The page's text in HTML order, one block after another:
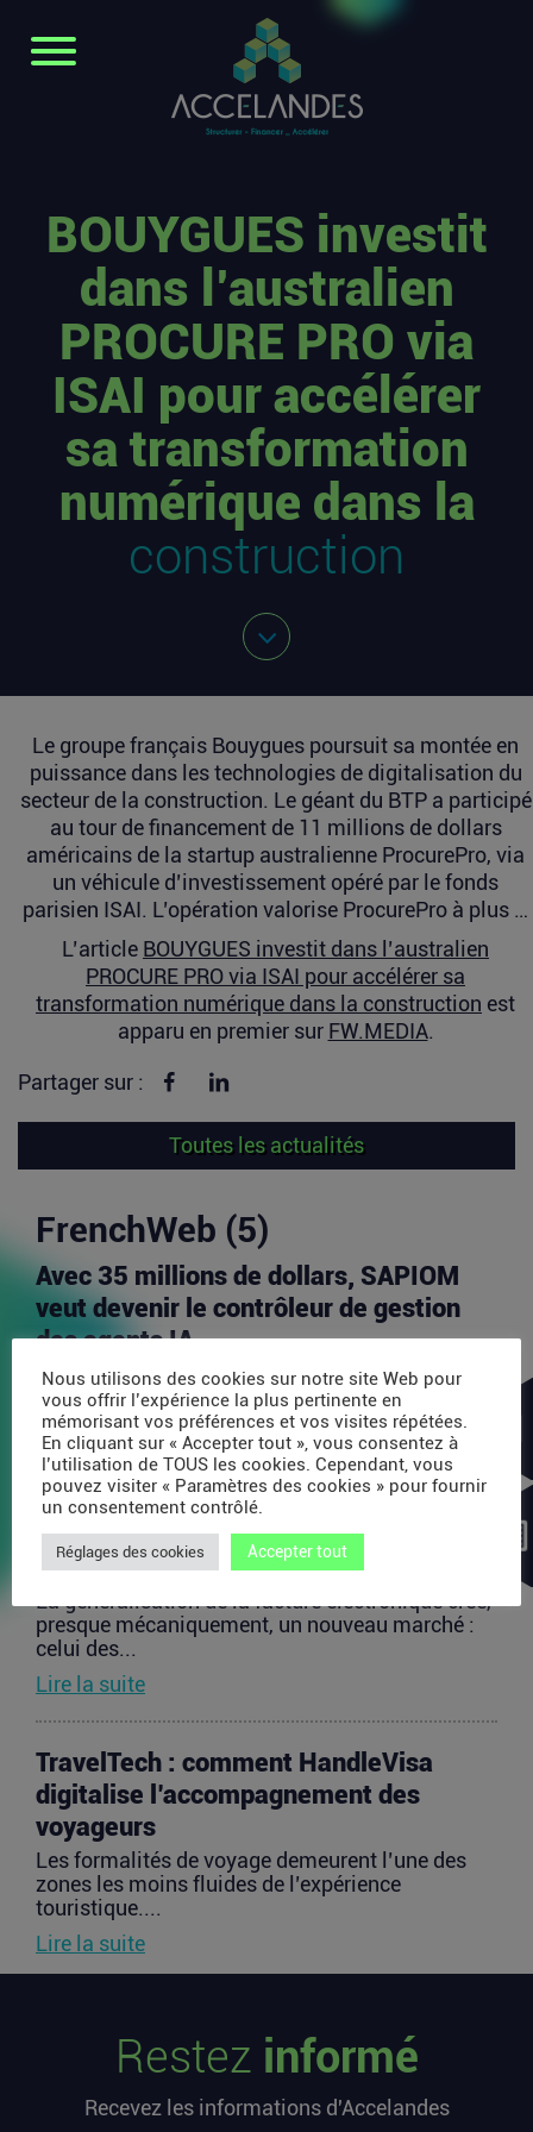
BOUYGUES investit
dans l’australien
PROCURE PRO via
ISAI pour accélérer
sa transformation
numérique dans la
construction
Le groupe français Bouygues poursuit sa montée en
puissance dans les technologies de digitalisation du
secteur de la construction. Le géant du BTP a participé
au tour de financement de 11 millions de dollars
américains de la startup australienne ProcurePro, via
un véhicule d’investissement opéré par le fonds
parisien ISAI. L’opération valorise ProcurePro à plus …
L’article BOUYGUES investit dans l’australien
PROCURE PRO via ISAI pour accélérer sa
transformation numérique dans la construction est
apparu en premier sur FW.MEDIA.
Partager sur : Partager sur Facebook
Toutes les actualités
FrenchWeb (5)
Avec 35 millions de dollars, SAPIOM
veut devenir le contrôleur de gestion
des agents IA
Les agents IA peuvent enchaîner des dizaines
d’appels de modèles, utiliser des outils externes,
acheter...
Lire la suite
PDP : la bataille des plateformes
françaises de la facture électronique
La généralisation de la facture électronique crée,
presque mécaniquement, un nouveau marché :
celui des...
Lire la suite
TravelTech : comment HandleVisa
digitalise l’accompagnement des
voyageurs
Les formalités de voyage demeurent l’une des
zones les moins fluides de l’expérience
touristique....
Lire la suite
de l’argent dans une sortie à 2,25
Après avoir levé près de 1,4 milliard de dollars et
Restez informé
Recevez les informations d'Accelandes
Nous utilisons des cookies sur notre site Web pour
vous offrir l’expérience la plus pertinente en
mémorisant vos préférences et vos visites répétées.
En cliquant sur « Accepter tout », vous consentez à
l’utilisation de TOUS les cookies. Cependant, vous
pouvez visiter « Paramètres des cookies » pour fournir
un consentement contrôlé.
Réglages des cookies Accepter tout